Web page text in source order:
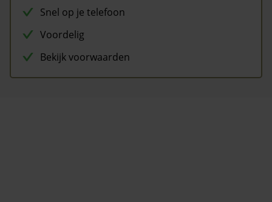
Snel op je telefoon
Voordelig
Bekijk voorwaarden